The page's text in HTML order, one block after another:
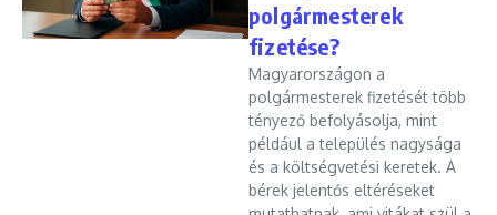
polgármesterek
fizetése?
Magyarországon a
polgármesterek fizetését több
tényező befolyásolja, mint
például a település nagysága
és a költségvetési keretek. A
bérek jelentős eltéréseket